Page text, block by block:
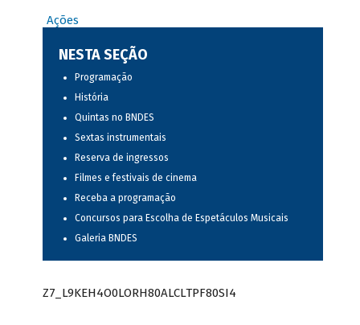
Ações
NESTA SEÇÃO
Programação
História
Quintas no BNDES
Sextas instrumentais
Reserva de ingressos
Filmes e festivais de cinema
Receba a programação
Concursos para Escolha de Espetáculos Musicais
Galeria BNDES
Z7_L9KEH4O0LORH80ALCLTPF80SI4